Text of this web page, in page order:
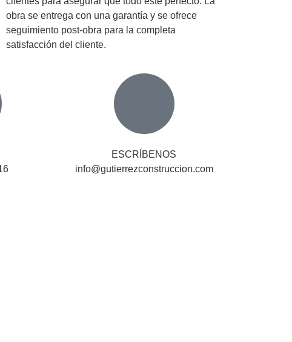
obra se entrega con una garantía y se ofrece
seguimiento post-obra para la completa
satisfacción del cliente.
ESCRÍBENOS
info@gutierrezconstruccion.com